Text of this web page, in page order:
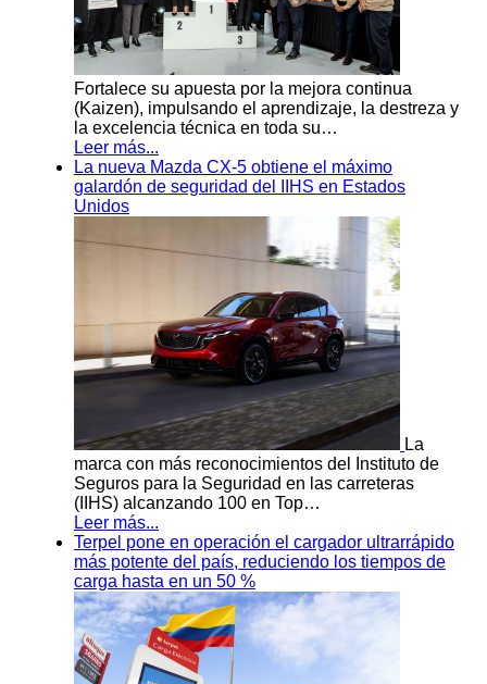
Fortalece su apuesta por la mejora continua
(Kaizen), impulsando el aprendizaje, la destreza y
la excelencia técnica en toda su…
Leer más...
La nueva Mazda CX-5 obtiene el máximo
galardón de seguridad del IIHS en Estados
Unidos
La
marca con más reconocimientos del Instituto de
Seguros para la Seguridad en las carreteras
(IIHS) alcanzando 100 en Top…
Leer más...
Terpel pone en operación el cargador ultrarrápido
más potente del país, reduciendo los tiempos de
carga hasta en un 50 %